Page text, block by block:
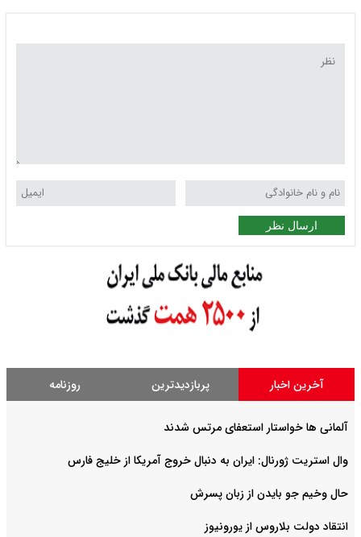
ارسال نظر
آخرین اخبار پربازدیدترین روزنامه
آلمانی ها خواستار استعفای مرتس شدند
وال استریت ژورنال: ایران به دنبال خروج آمریکا از خلیج فارس
حال وخیم جو بایدن از زبان پسرش
انتقاد دولت بلاروس از یورونیوز